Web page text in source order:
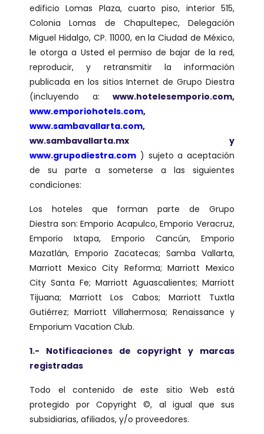
Blog
edificio Lomas Plaza, cuarto piso, interior 515,
Colonia Lomas de Chapultepec, Delegación
Miguel Hidalgo, CP. 11000, en la Ciudad de México,
le otorga a Usted el permiso de bajar de la red,
reproducir, y retransmitir la información
publicada en los sitios Internet de Grupo Diestra
(incluyendo a: www.hotelesemporio.com,
www.emporiohotels.com,
www.sambavallarta.com,
ww.sambavallarta.mx y
www.grupodiestra.com ) sujeto a aceptación
de su parte a someterse a las siguientes
condiciones:
Los hoteles que forman parte de Grupo
Diestra son: Emporio Acapulco, Emporio Veracruz,
Emporio Ixtapa, Emporio Cancún, Emporio
Mazatlán, Emporio Zacatecas; Samba Vallarta,
Marriott Mexico City Reforma; Marriott Mexico
City Santa Fe; Marriott Aguascalientes; Marriott
Tijuana; Marriott Los Cabos; Marriott Tuxtla
Gutiérrez; Marriott Villahermosa; Renaissance y
Emporium Vacation Club.
1.- Notificaciones de copyright y marcas
registradas
Todo el contenido de este sitio Web está
protegido por Copyright ©, al igual que sus
subsidiarias, afiliados, y/o proveedores.